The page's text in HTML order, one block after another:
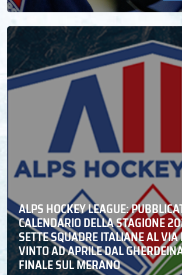
ALPS HOCKEY LEAGUE:
CALENDARIO DELLA STAGIONE
SETTE SQUADRE ITALIANE AL VIA
VINTO AD APRILE DAL
FINALE SUL MERANO